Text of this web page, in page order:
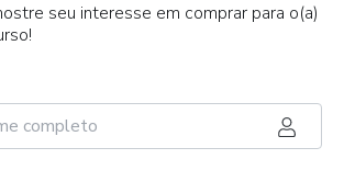
seu interesse em comprar para o(a)